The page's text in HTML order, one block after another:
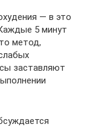
— в это
5 минут
метод,
заставляют